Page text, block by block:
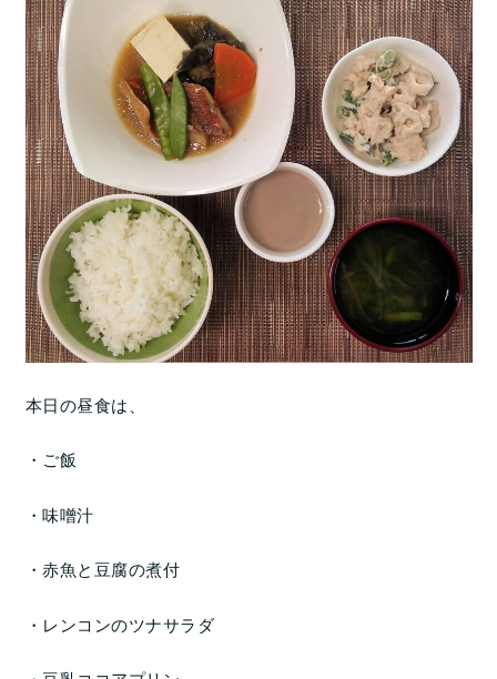
本日の昼食は、
・ご飯
・味噌汁
・赤魚と豆腐の煮付
・レンコンのツナサラダ